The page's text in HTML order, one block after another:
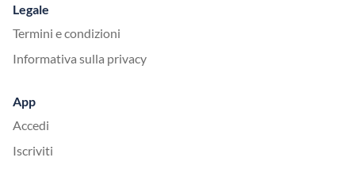
Legale
Termini e condizioni
Informativa sulla privacy
App
Accedi
Iscriviti